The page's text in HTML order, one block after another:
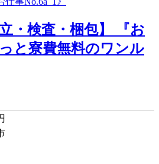
・検査・梱包】 『お
と寮費無料のワンル